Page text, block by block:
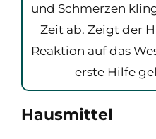
und Schmerzen
Zeit ab. Zeigt der
Reaktion auf das
erste Hilfe
Hausmittel